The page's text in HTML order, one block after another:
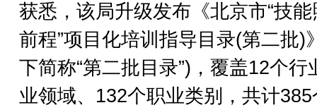
获悉，该局升级发布《北京市“技
前程”项目化培训指导目录(第二批)
下简称“第二批目录”)，覆盖12个行
业领域、132个职业类别，共计385